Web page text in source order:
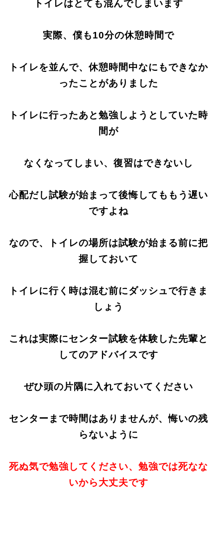
トイレはとても混んでしまいます
実際、僕も10分の休憩時間で
トイレを並んで、休憩時間中なにもできなか
ったことがありました
トイレに行ったあと勉強しようとしていた時
間が
なくなってしまい、復習はできないし
心配だし試験が始まって後悔してももう遅い
ですよね
なので、トイレの場所は試験が始まる前に把
握しておいて
トイレに行く時は混む前にダッシュで行きま
しょう
これは実際にセンター試験を体験した先輩と
してのアドバイスです
ぜひ頭の片隅に入れておいてください
センターまで時間はありませんが、悔いの残
らないように
死ぬ気で勉強してください、勉強では死なな
いから大丈夫です